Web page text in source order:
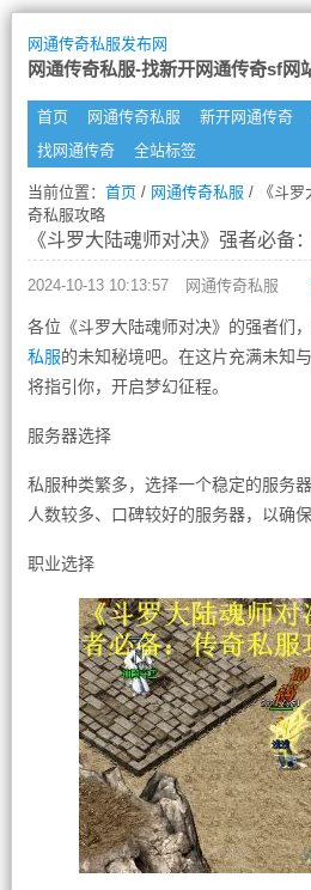
网通传奇私服发布网
网通传奇私服-找新开网通传奇sf网
首页 网通传奇私服 新开网通传奇
找网通传奇
全站标签
当前位置： 首页/ 网通传奇私服 / 《斗罗
奇私服攻略
《斗罗大陆魂师对决》强者必备
2024-10-13 10:13:57 网通传奇私服
各位《斗罗大陆魂师对决》的强者们
私服的未知秘境吧。在这片充满未知
将指引你，开启梦幻征程。
服务器选择
私服种类繁多，选择一个稳定的服务
人数较多、口碑较好的服务器，以确保
职业选择